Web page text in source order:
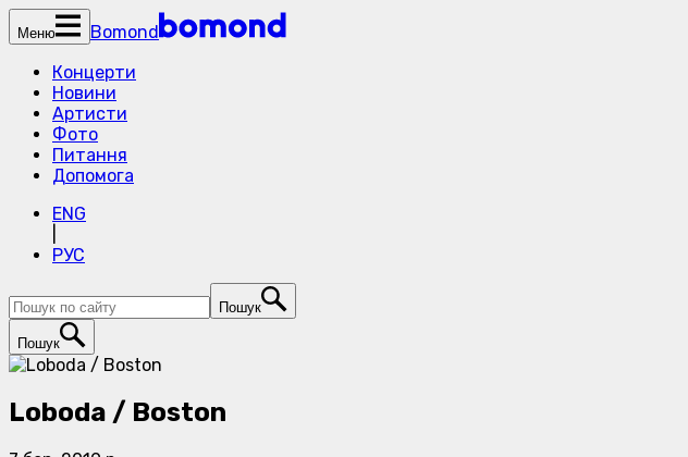
Меню
Bomond
Концерти
Новини
Артисти
Фото
Питання
Допомога
ENG
РУС
Пошук
Пошук
Loboda / Boston